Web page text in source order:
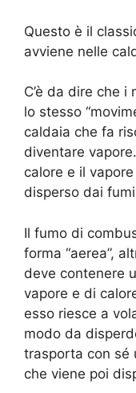
Questo è il
avviene nelle
C’è da dire che
lo stesso
caldaia che fa
diventare
calore e il
disperso dai
Il fumo di
forma “aerea”,
deve contenere
vapore e di
esso riesce a
modo da
trasporta con sé
che viene poi